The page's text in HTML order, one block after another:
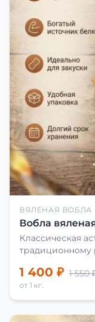
ВЯЛЕНАЯ ВОБЛА
Вобла
Классическая
традиционному
1 400 ₽ 1 550
от 1 кг.